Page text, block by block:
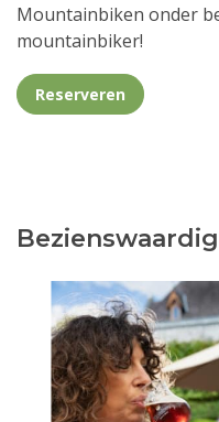
Mountainbiken onder
mountainbiker!
Reserveren